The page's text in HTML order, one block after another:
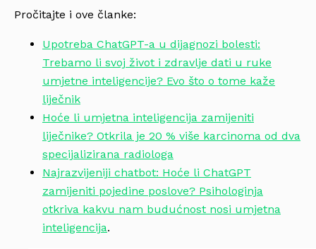
Pročitajte i ove članke:
Upotreba ChatGPT-a u dijagnozi bolesti:
Trebamo li svoj život i zdravlje dati u ruke
umjetne inteligencije? Evo što o tome kaže
liječnik
Hoće li umjetna inteligencija zamijeniti
liječnike? Otkrila je 20 % više karcinoma od dva
specijalizirana radiologa
Najrazvijeniji chatbot: Hoće li ChatGPT
zamijeniti pojedine poslove? Psihologinja
otkriva kakvu nam budućnost nosi umjetna
inteligencija.